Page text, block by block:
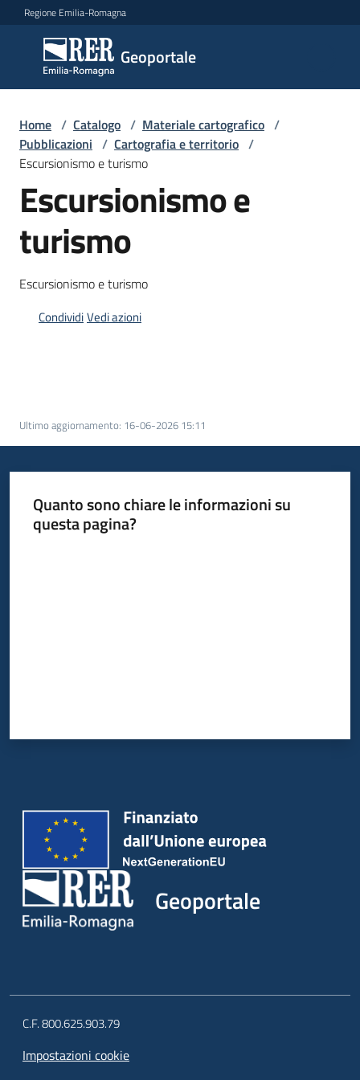
Vai al contenuto
Vai alla navigazione
Vai al footer
Regione Emilia-Romagna
Geoportale
Geoportale
Catalogo
dati,
servizi
metadati
dati
line
dati
Approfondimenti
Home / Catalogo / Materiale cartografico /
Pubblicazioni / Cartografia e territorio /
Escursionismo e turismo
Escursionismo e
turismo
Escursionismo e turismo
CondividiVedi azioni
Ultimo aggiornamento: 16-06-2026 15:11
Quanto sono chiare le informazioni su
questa pagina?
Geoportale
C.F. 800.625.903.79
Impostazioni cookie